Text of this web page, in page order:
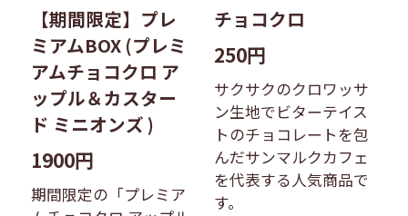
【期間限定】プレ
ミアムBOX (プレミ
アムチョコクロ ア
ップル＆カスター
ド ミニオンズ )
1900円
期間限定の「プレミア
チョコクロ
250円
サクサクのクロワッサ
ン生地でビターテイス
トのチョコレートを包
んだサンマルクカフェ
を代表する人気商品で
す。